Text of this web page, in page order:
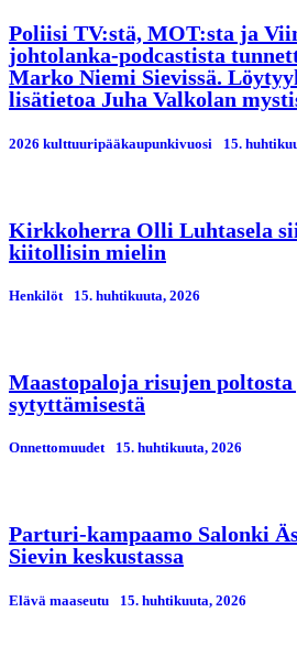
Poliisi TV:stä, MOT:sta ja
johtolanka-podcastista
Marko Niemi Sievissä.
lisätietoa Juha Valkolan
2026 kulttuuripääkaupunkivuosi 15.
Kirkkoherra Olli Luhtasela
kiitollisin mielin
Henkilöt 15. huhtikuuta, 2026
Maastopaloja risujen
sytyttämisestä
Onnettomuudet 15. huhtikuuta, 2026
Parturi-kampaamo Salonki
Sievin keskustassa
Elävä maaseutu 15. huhtikuuta, 2026